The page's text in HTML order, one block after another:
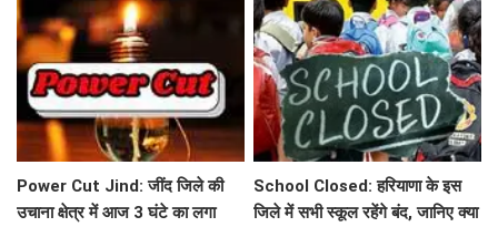
मोर्चा
Power Cut Jind: जींद जिले की
उचाना क्षेत्र में आज 3 घंटे का लगा
School Closed: हरियाणा के इस
जिले में सभी स्कूल रहेंगे बंद, जानिए क्या